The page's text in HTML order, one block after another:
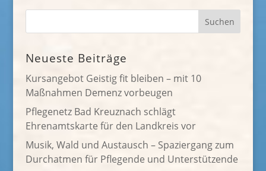
Neueste Beiträge
Kursangebot Geistig fit bleiben – mit 10
Maßnahmen Demenz vorbeugen
Pflegenetz Bad Kreuznach schlägt
Ehrenamtskarte für den Landkreis vor
Musik, Wald und Austausch – Spaziergang zum
Durchatmen für Pflegende und Unterstützende